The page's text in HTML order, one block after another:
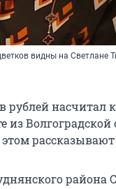
видны на Светлане
рублей насчитал
из Волгоградской
района